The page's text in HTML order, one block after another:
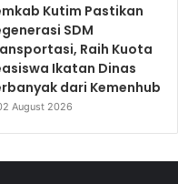
Kutim Pastikan
SDM
Raih Kuota
Ikatan Dinas
dari Kemenhub
August 2026